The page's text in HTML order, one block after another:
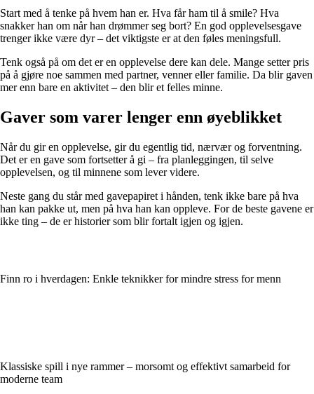
Start med å tenke på hvem han er. Hva får ham til å smile? Hva
snakker han om når han drømmer seg bort? En god opplevelsesgave
trenger ikke være dyr – det viktigste er at den føles meningsfull.
Tenk også på om det er en opplevelse dere kan dele. Mange setter pris
på å gjøre noe sammen med partner, venner eller familie. Da blir gaven
mer enn bare en aktivitet – den blir et felles minne.
Gaver som varer lenger enn øyeblikket
Når du gir en opplevelse, gir du egentlig tid, nærvær og forventning.
Det er en gave som fortsetter å gi – fra planleggingen, til selve
opplevelsen, og til minnene som lever videre.
Neste gang du står med gavepapiret i hånden, tenk ikke bare på hva
han kan pakke ut, men på hva han kan oppleve. For de beste gavene er
ikke ting – de er historier som blir fortalt igjen og igjen.
Finn ro i hverdagen: Enkle teknikker for mindre stress for menn
Klassiske spill i nye rammer – morsomt og effektivt samarbeid for
moderne team